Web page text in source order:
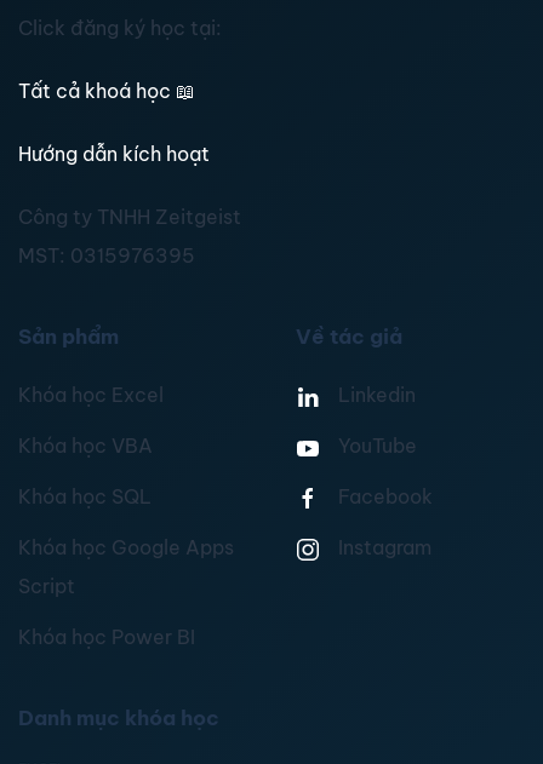
Click đăng ký học tại:
Tất cả khoá học 📖
Hướng dẫn kích hoạt
Công ty TNHH Zeitgeist
MST: 0315976395
Sản phẩm
Khóa học Excel
Khóa học VBA
Khóa học SQL
Khóa học Google Apps
Script
Khóa học Power BI
Về tác giả
Linkedin
YouTube
Facebook
Instagram
Danh mục khóa học